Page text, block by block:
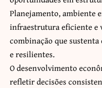
Planejamento, ambiente
infraestrutura eficiente e
combinação que
e resilientes.
O desenvolvimento
refletir decisões